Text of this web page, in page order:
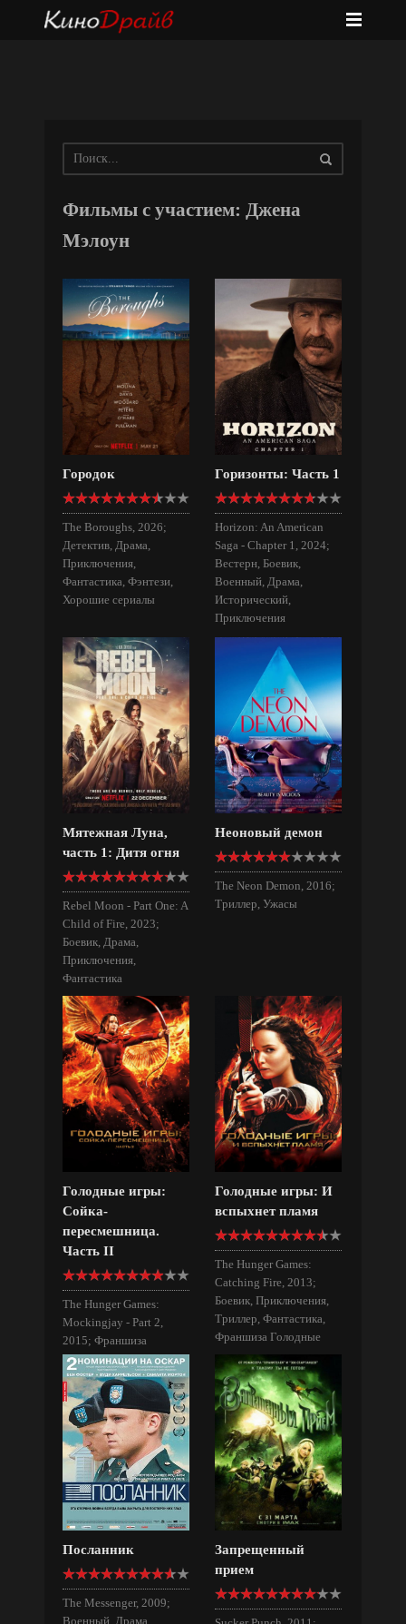
Фильмы с участием: Джена
Мэлоун
Городок
The Boroughs, 2026;
Детектив, Драма,
Приключения,
Фантастика, Фэнтези,
Хорошие сериалы
Горизонты: Часть 1
Horizon: An American
Saga - Chapter 1, 2024;
Вестерн, Боевик,
Военный, Драма,
Исторический,
Приключения
Мятежная Луна,
часть 1: Дитя огня
Rebel Moon - Part One: A
Child of Fire, 2023;
Боевик, Драма,
Приключения,
Фантастика
Неоновый демон
The Neon Demon, 2016;
Триллер, Ужасы
Голодные игры:
Сойка-
пересмешница.
Часть II
The Hunger Games:
Mockingjay - Part 2,
2015; Франшиза
Голодные игры, Боевик,
Приключения, Триллер,
Фантастика
Голодные игры: И
вспыхнет пламя
The Hunger Games:
Catching Fire, 2013;
Боевик, Приключения,
Триллер, Фантастика,
Франшиза Голодные
Посланник
The Messenger, 2009;
Военный, Драма,
Запрещенный
прием